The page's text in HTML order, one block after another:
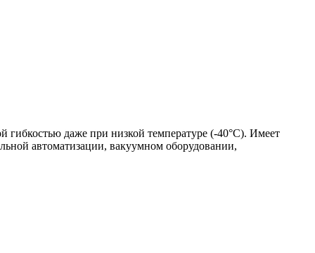
гибкостью даже при низкой температуре (-40°C). Имеет
автоматизации, вакуумном оборудовании,